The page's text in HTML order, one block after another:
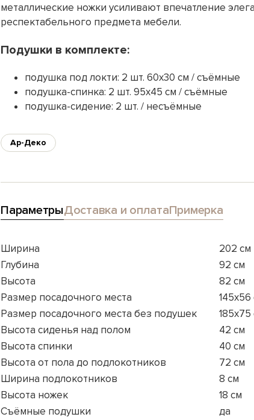
металлические ножки усиливают впечатление
респектабельного предмета мебели.
Подушки в комплекте:
подушка под локти: 2 шт. 60х30 см / съёмные
подушка-спинка: 2 шт. 95х45 см / съёмные
подушка-сидение: 2 шт. / несъёмные
Ар-Деко
ПараметрыДоставка и оплатаПримерка
Ширина
202 см
Глубина
92 см
Высота
82 см
Размер посадочного места
145x56
Размер посадочного места без подушек
185x75
Высота сиденья над полом
42 см
Высота спинки
40 см
Высота от пола до подлокотников
72 см
Ширина подлокотников
8 см
Высота ножек
18 см
Съёмные подушки
да